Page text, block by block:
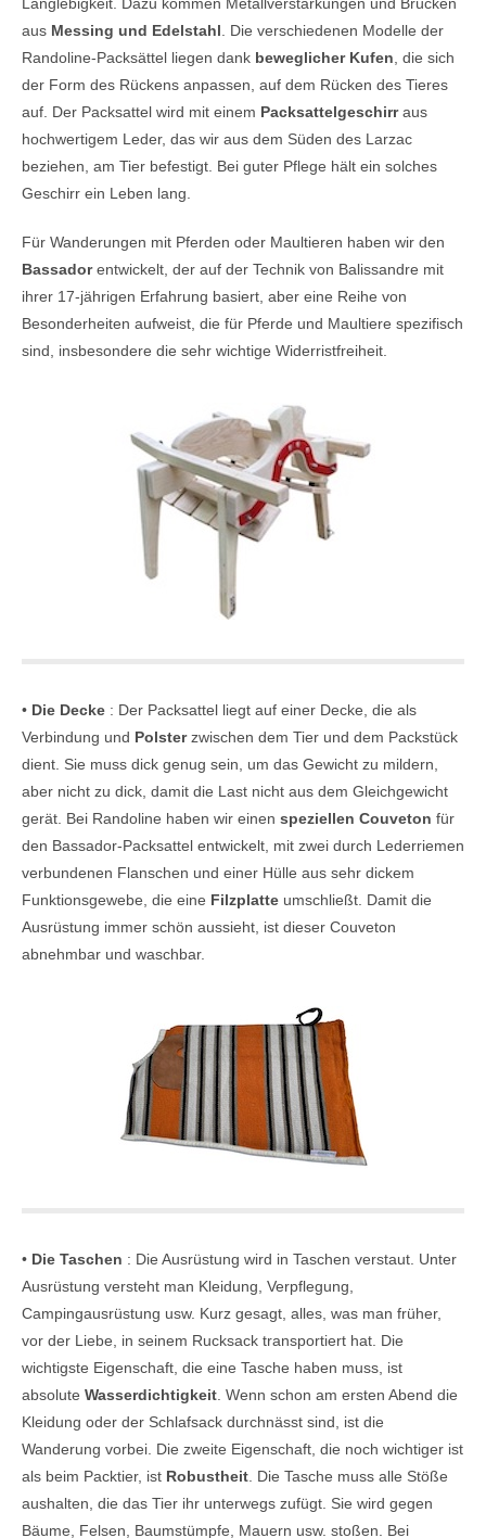
aus Messing und Edelstahl . Die verschiedenen Modelle der
Randoline-Packsättel liegen dank beweglicher Kufen , die sich
der Form des Rückens anpassen, auf dem Rücken des Tieres
auf. Der Packsattel wird mit einem Packsattelgeschirraus
hochwertigem Leder, das wir aus dem Süden des Larzac
beziehen, am Tier befestigt. Bei guter Pflege hält ein solches
Geschirr ein Leben lang.
Für Wanderungen mit Pferden oder Maultieren haben wir den
Bassadorentwickelt, der auf der Technik von Balissandre mit
ihrer 17-jährigen Erfahrung basiert, aber eine Reihe von
Besonderheiten aufweist, die für Pferde und Maultiere spezifisch
sind, insbesondere die sehr wichtige Widerristfreiheit.
• Die Decke : Der Packsattel liegt auf einer Decke, die als
Verbindung und Polsterzwischen dem Tier und dem Packstück
dient. Sie muss dick genug sein, um das Gewicht zu mildern,
aber nicht zu dick, damit die Last nicht aus dem Gleichgewicht
gerät. Bei Randoline haben wir einen speziellen Couveton für
den Bassador-Packsattel entwickelt, mit zwei durch Lederriemen
verbundenen Flanschen und einer Hülle aus sehr dickem
Funktionsgewebe, die eine Filzplatte umschließt. Damit die
Ausrüstung immer schön aussieht, ist dieser Couveton
abnehmbar und waschbar.
• Die Taschen : Die Ausrüstung wird in Taschen verstaut. Unter
Ausrüstung versteht man Kleidung, Verpflegung,
Campingausrüstung usw. Kurz gesagt, alles, was man früher,
vor der Liebe, in seinem Rucksack transportiert hat. Die
wichtigste Eigenschaft, die eine Tasche haben muss, ist
absolute Wasserdichtigkeit . Wenn schon am ersten Abend die
Kleidung oder der Schlafsack durchnässt sind, ist die
Wanderung vorbei. Die zweite Eigenschaft, die noch wichtiger ist
als beim Packtier, ist Robustheit . Die Tasche muss alle Stöße
aushalten, die das Tier ihr unterwegs zufügt. Sie wird gegen
Bäume, Felsen, Baumstümpfe, Mauern usw. stoßen. Bei